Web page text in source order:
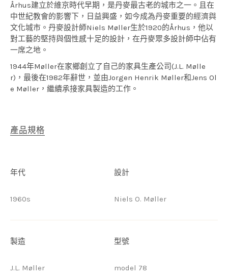
Århus建立於維京時代早期，是丹麥最古老的城市之一。且在
中世紀教會的影響下，日益興盛，如今成為丹麥重要的經濟與
文化城市。丹麥設計師Niels Møller生於1920的Århus，他以
對工藝的堅持與個性感十足的設計，在丹麥眾多設計師中佔有
一席之地。
1944年Møller在家鄉創立了自己的家具生產公司(J.L. Mølle
r)，最後在1982年辭世，並由Jorgen Henrik Møller和Jens Ol
e Møller，繼續承接家具製造的工作。
產品規格
年代
1960s
設計
Niels O. Møller
製造
J.L. Møller
型號
model 78